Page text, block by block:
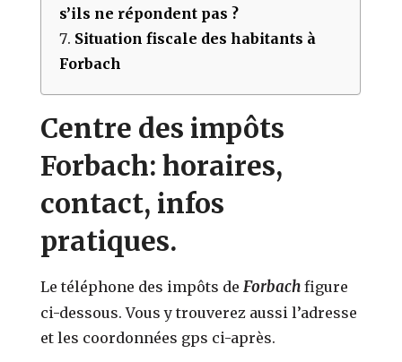
s’ils ne répondent pas ?
Situation fiscale des habitants à
Forbach
Centre des impôts
Forbach: horaires,
contact, infos
pratiques.
Le téléphone des impôts de Forbachfigure
ci-dessous. Vous y trouverez aussi l’adresse
et les coordonnées gps ci-après.